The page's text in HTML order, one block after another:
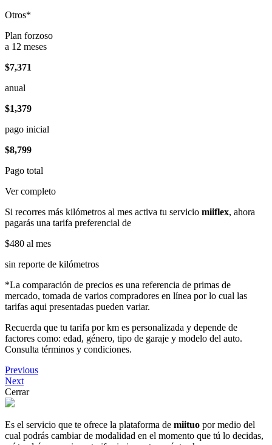
Otros*
Plan forzoso
a 12 meses
$7,371
anual
$1,379
pago inicial
$8,799
Pago total
Ver completo
Si recorres más kilómetros al mes activa tu servicio miiflex, ahora
pagarás una tarifa preferencial de
$480 al mes
sin reporte de kilómetros
*La comparación de precios es una referencia de primas de
mercado, tomada de varios compradores en línea por lo cual las
tarifas aqui presentadas pueden variar.
Recuerda que tu tarifa por km es personalizada y depende de
factores como: edad, género, tipo de garaje y modelo del auto.
Consulta términos y condiciones.
Previous
Next
Cerrar
Es el servicio que te ofrece la plataforma de miituo por medio del
cual podrás cambiar de modalidad en el momento que tú lo decidas,